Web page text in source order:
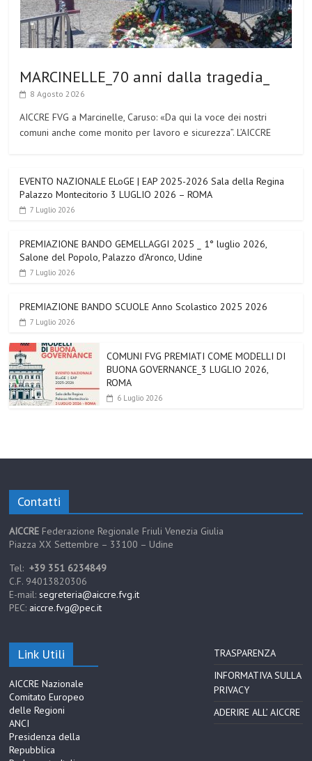
MARCINELLE_70 anni dalla tragedia_
8 Agosto 2026
AICCRE FVG a Marcinelle, Caruso: «Da qui la voce dei nostri
comuni anche come monito per lavoro e sicurezza”. L’AICCRE
EVENTO NAZIONALE ELoGE | EAP 2025-2026 Sala della Regina
Palazzo Montecitorio 3 LUGLIO 2026 – ROMA
7 Luglio 2026
PREMIAZIONE BANDO GEMELLAGGI 2025 _ 1° luglio 2026,
Salone del Popolo, Palazzo d’Aronco, Udine
7 Luglio 2026
PREMIAZIONE BANDO SCUOLE Anno Scolastico 2025 2026
7 Luglio 2026
COMUNI FVG PREMIATI COME MODELLI DI
BUONA GOVERNANCE_3 LUGLIO 2026,
ROMA
6 Luglio 2026
Contatti
AICCRE Federazione Regionale Friuli Venezia Giulia
Piazza XX Settembre – 33100 – Udine
Tel:+39 351 6234849
C.F. 94013820306
E-mail:segreteria@aiccre.fvg.it
PEC: aiccre.fvg@pec.it
Link Utili
AICCRE Nazionale
Comitato Europeo
delle Regioni
ANCI
Presidenza della
Repubblica
TRASPARENZA
INFORMATIVA SULLA
PRIVACY
ADERIRE ALL’ AICCRE